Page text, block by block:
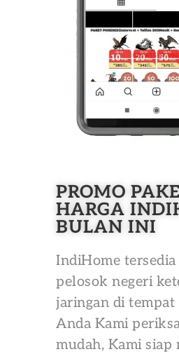
PROMO
HARGA
BULAN INI
IndiHome tersedia
pelosok negeri
jaringan di tempat
Anda Kami
mudah, Kami siap